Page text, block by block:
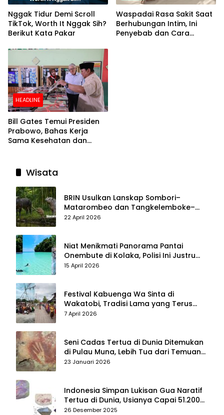
Nggak Tidur Demi Scroll
TikTok, Worth It Nggak Sih?
Berikut Kata Pakar
Waspadai Rasa Sakit Saat
Berhubungan Intim, Ini
Penyebab dan Cara
HEADLINE
Bill Gates Temui Presiden
Prabowo, Bahas Kerja
Sama Kesehatan dan
Wisata
BRIN Usulkan Lanskap Sombori–
Matarombeo dan Tangkelemboke–
Mekongga di Sulawesi Tenggara Jadi
22 April 2026
Niat Menikmati Panorama Pantai
Onembute di Kolaka, Polisi Ini Justru
Berakhir Membersihkan Sampah
15 April 2026
Festival Kabuenga Wa Sinta di
Wakatobi, Tradisi Lama yang Terus
Hidup dan Jadi Daya Tarik Wisata
7 April 2026
Seni Cadas Tertua di Dunia Ditemukan
di Pulau Muna, Lebih Tua dari Temuan
di Maros–Pangkep
23 Januari 2026
Indonesia Simpan Lukisan Gua Naratif
Tertua di Dunia, Usianya Capai 51.200
Tahun
26 Desember 2025